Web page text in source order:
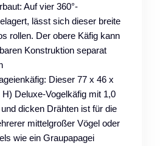
Auf vier 360°-
lässt sich dieser breite
rollen. Der obere Käfig kann
Konstruktion separat
Dieser 77 x 46 x
Deluxe-Vogelkäfig mit 1,0
dicken Drähten ist für die
mittelgroßer Vögel oder
wie ein Graupapagei